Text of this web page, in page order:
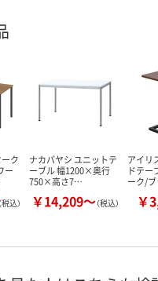
ク
ー
（税込）
ナカバヤシ ユニットテ
ーブル 幅1200×奥行
750×高さ7…
￥14,209～（税込）
アイリ
ドテー
ーク/
￥